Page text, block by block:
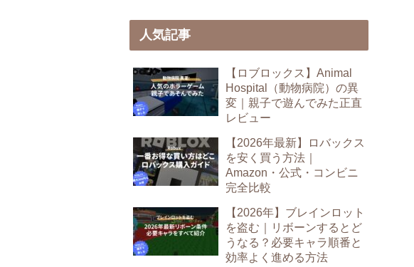
人気記事
【ロブロックス】Animal
Hospital（動物病院）の異
変｜親子で遊んでみた正直
レビュー
【2026年最新】ロバックス
を安く買う方法｜
Amazon・公式・コンビニ
完全比較
【2026年】ブレインロット
を盗む｜リボーンするとど
うなる？必要キャラ順番と
効率よく進める方法